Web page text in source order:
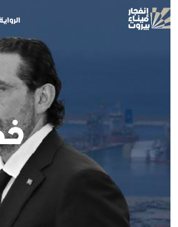
الرواية